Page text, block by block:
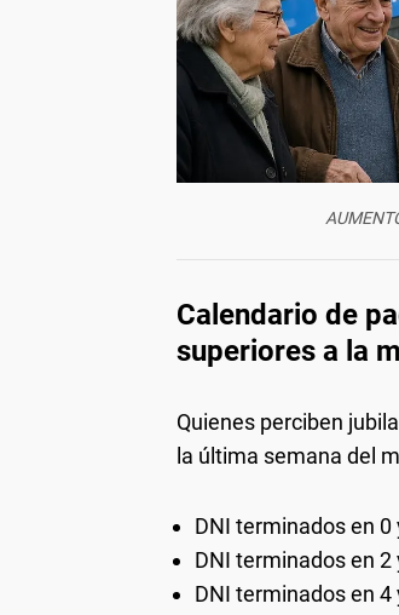
Calendario de
superiores a la
Quienes perciben
la última semana del
DNI terminados en
DNI terminados en
DNI terminados en 4